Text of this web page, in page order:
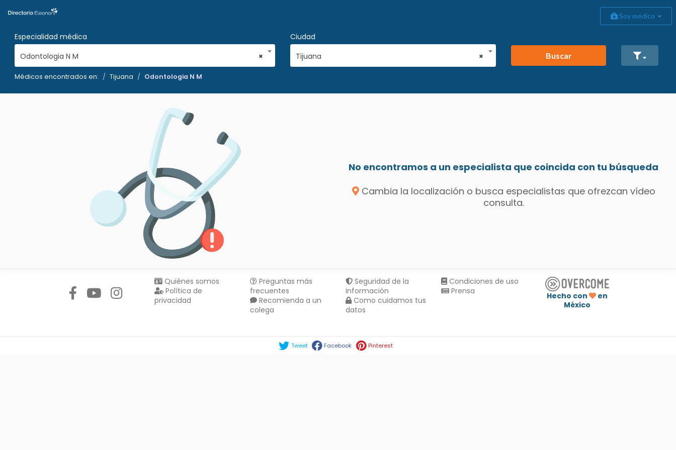
Soy médico
Especialidad médica
×
Odontologia N M
Ciudad
×
Tijuana Buscar
Médicos encontrados en: Tijuana Odontologia N M
No encontramos a un especialista que coincida con tu búsqueda
Cambia la localización o busca especialistas que ofrezcan vídeo
consulta.
Quiénes somos
Política de
privacidad
Preguntas más
frecuentes
Recomienda a un
colega
Seguridad de la
información
Como cuidamos tus
datos
Condiciones de uso
Prensa
Hecho con
en
México
Tweet Facebook Pinterest